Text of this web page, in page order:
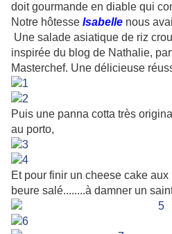
doit gourmande en diable qui
Notre hôtesse Isabelle nous
Une salade asiatique de riz
inspirée du blog de Nathalie,
Masterchef. Une délicieuse
Puis une panna cotta très
au porto,
Et pour finir un cheese cake
beure salé........à damner un